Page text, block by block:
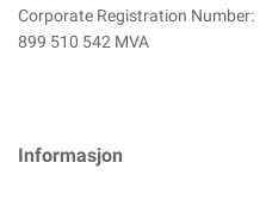
Corporate Registration Number:
899 510 542 MVA
Informasjon